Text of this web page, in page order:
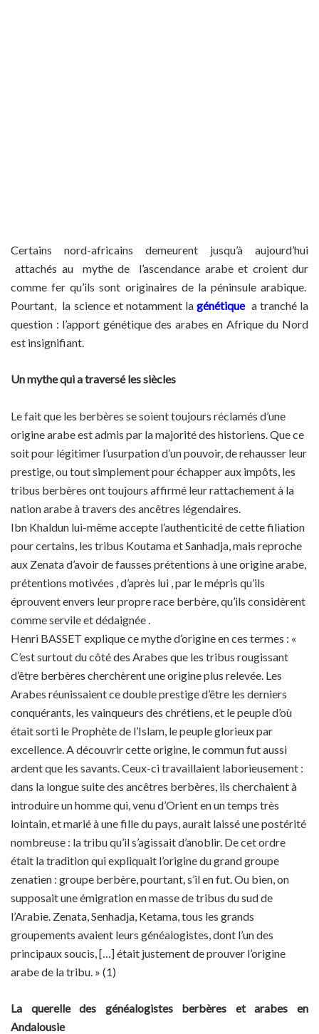
Certains nord-africains demeurent jusqu’à aujourd’hui
attachés au mythe de l’ascendance arabe et croient dur
comme fer qu’ils sont originaires de la péninsule arabique.
Pourtant, la science et notamment lagénétiquea tranché la
question : l’apport génétique des arabes en Afrique du Nord
est insignifiant.
Un mythe qui a traversé les siècles
Le fait que les berbères se soient toujours réclamés d’une
origine arabe est admis par la majorité des historiens. Que ce
soit pour légitimer l’usurpation d’un pouvoir, de rehausser leur
prestige, ou tout simplement pour échapper aux impôts, les
tribus berbères ont toujours affirmé leur rattachement à la
nation arabe à travers des ancêtres légendaires.
Ibn Khaldun lui-même accepte l’authenticité de cette filiation
pour certains, les tribus Koutama et Sanhadja, mais reproche
aux Zenata d’avoir de fausses prétentions à une origine arabe,
prétentions motivées , d’après lui , par le mépris qu’ils
éprouvent envers leur propre race berbère, qu’ils considèrent
comme servile et dédaignée .
Henri BASSET explique ce mythe d’origine en ces termes : «
C’est surtout du côté des Arabes que les tribus rougissant
d’être berbères cherchèrent une origine plus relevée. Les
Arabes réunissaient ce double prestige d’être les derniers
conquérants, les vainqueurs des chrétiens, et le peuple d’où
était sorti le Prophète de l’Islam, le peuple glorieux par
excellence. A découvrir cette origine, le commun fut aussi
ardent que les savants. Ceux-ci travaillaient laborieusement :
dans la longue suite des ancêtres berbères, ils cherchaient à
introduire un homme qui, venu d’Orient en un temps très
lointain, et marié à une fille du pays, aurait laissé une postérité
nombreuse : la tribu qu’il s’agissait d’anoblir. De cet ordre
était la tradition qui expliquait l’origine du grand groupe
zenatien : groupe berbère, pourtant, s’il en fut. Ou bien, on
supposait une émigration en masse de tribus du sud de
l’Arabie. Zenata, Senhadja, Ketama, tous les grands
groupements avaient leurs généalogistes, dont l’un des
principaux soucis, […] était justement de prouver l’origine
arabe de la tribu. » (1)
La querelle des généalogistes berbères et arabes en
Andalousie